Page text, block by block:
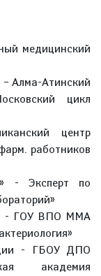
медицинский
– Алма-Атинский
цикл
центр
работников
- Эксперт по
- ГОУ ВПО ММА
- ГБОУ ДПО
академия